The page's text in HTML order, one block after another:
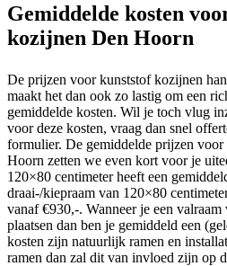
Gemiddelde kosten
kozijnen Den Hoorn
De prijzen voor kunststof kozijnen
maakt het dan ook zo lastig om een
gemiddelde kosten. Wil je toch vlug
voor deze kosten, vraag dan snel
formulier. De gemiddelde prijzen
Hoorn zetten we even kort voor je
120×80 centimeter heeft een
draai-/kiepraam van 120×80
vanaf €930,-. Wanneer je een
plaatsen dan ben je gemiddeld een
kosten zijn natuurlijk ramen en
ramen dan zal dit van invloed zijn op